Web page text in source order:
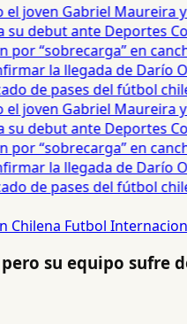
joven Gabriel Maureira y
debut ante Deportes
“sobrecarga” en cancha
la llegada de Darío
de pases del fútbol
joven Gabriel Maureira y
debut ante Deportes
“sobrecarga” en cancha
la llegada de Darío
de pases del fútbol
Chilena Futbol
su equipo sufre